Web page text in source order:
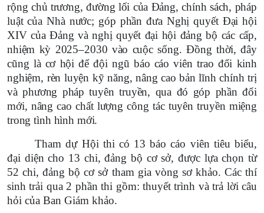
rộng chủ trương, đường lối của Đảng, chính sách, pháp
luật của Nhà nước; góp phần đưa Nghị quyết Đại hội
XIV của Đảng và nghị quyết đại hội đảng bộ các cấp,
nhiệm kỳ 2025–2030 vào cuộc sống. Đồng thời, đây
cũng là cơ hội để đội ngũ báo cáo viên trao đổi kinh
nghiệm, rèn luyện kỹ năng, nâng cao bản lĩnh chính trị
và phương pháp tuyên truyền, qua đó góp phần đổi
mới, nâng cao chất lượng công tác tuyên truyền miệng
trong tình hình mới.
Tham dự Hội thi có 13 báo cáo viên tiêu biểu,
đại diện cho 13 chi, đảng bộ cơ sở, được lựa chọn từ
52 chi, đảng bộ cơ sở tham gia vòng sơ khảo. Các thí
sinh trải qua 2 phần thi gồm: thuyết trình và trả lời câu
hỏi của Ban Giám khảo.